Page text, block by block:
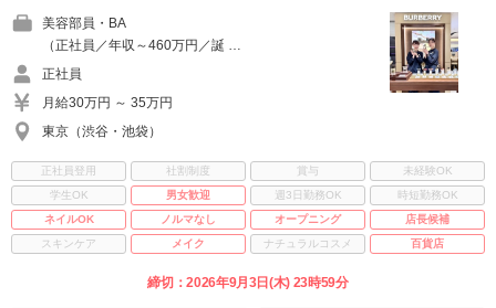
美容部員・BA
（正社員／年収～460万円／誕 …
正社員
月給30万円 ～ 35万円
東京（渋谷・池袋）
正社員登用 社割制度 賞与
未経験OK
学生OK
男女歓迎 週3日勤務OK
時短勤務OK
ネイルOK
ノルマなし オープニング
店長候補
スキンケア
メイク ナチュラルコスメ 百貨店
締切：2026年9月3日(木) 23時59分